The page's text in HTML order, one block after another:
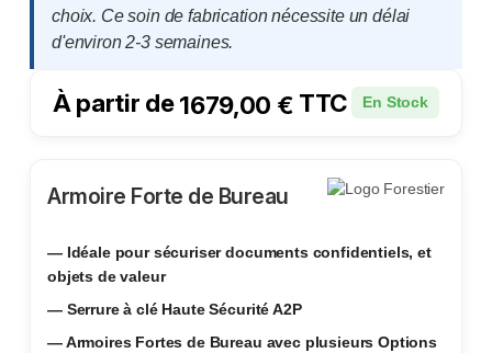
choix. Ce soin de fabrication nécessite un délai
d'environ 2-3 semaines.
À partir de1679,00 € TTC En Stock
Armoire Forte de Bureau
— Idéale pour sécuriser documents confidentiels, et
objets de valeur
— Serrure à clé Haute Sécurité A2P
— Armoires Fortes de Bureau avec plusieurs Options